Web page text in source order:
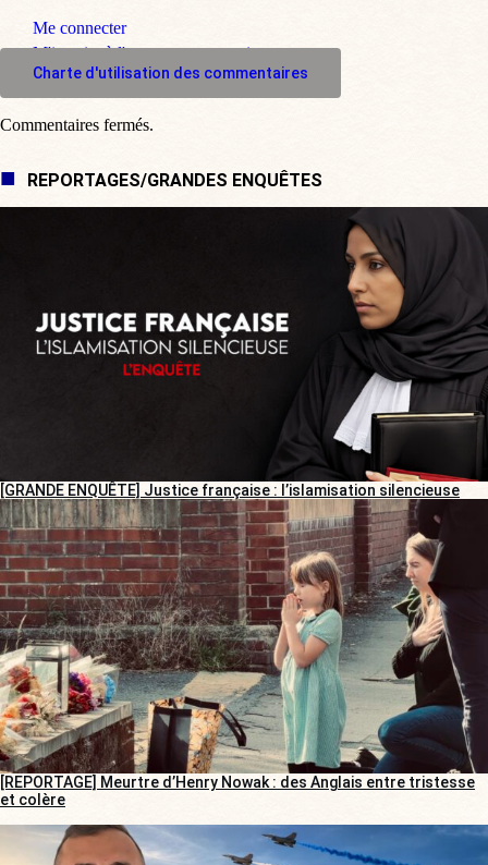
Me connecter
M'inscrire à l'espace commentaire
Charte d'utilisation des commentaires
Commentaires fermés.
REPORTAGES/GRANDES ENQUÊTES
[GRANDE ENQUÊTE] Justice française : l’islamisation silencieuse
[REPORTAGE] Meurtre d’Henry Nowak : des Anglais entre tristesse
et colère